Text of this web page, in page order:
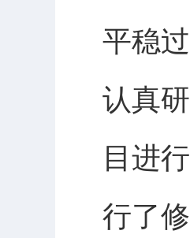
平稳
认真
目进
行了